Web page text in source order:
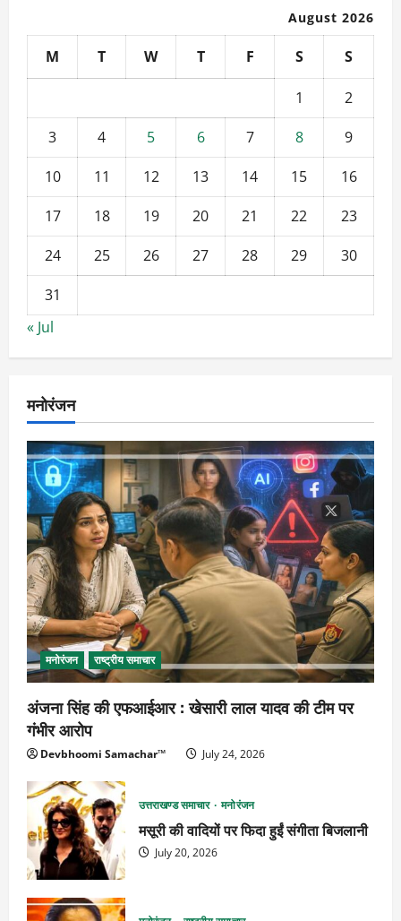
August 2026
M T W T F S S
1
2
3
4 5 6 7 8
9
10
11 12 13 14 15
16
17
18 19 20 21 22
23
24
25 26 27 28 29
30
31
« Jul
मनोरंजन
मनोरंजन राष्ट्रीय समाचार
अंजना सिंह की एफआईआर : खेसारी लाल यादव की टीम पर
गंभीर आरोप
Devbhoomi Samachar™ July 24, 2026
उत्तराखण्ड समाचार मनोरंजन
मसूरी की वादियों पर फिदा हुईं संगीता बिजलानी
July 20, 2026